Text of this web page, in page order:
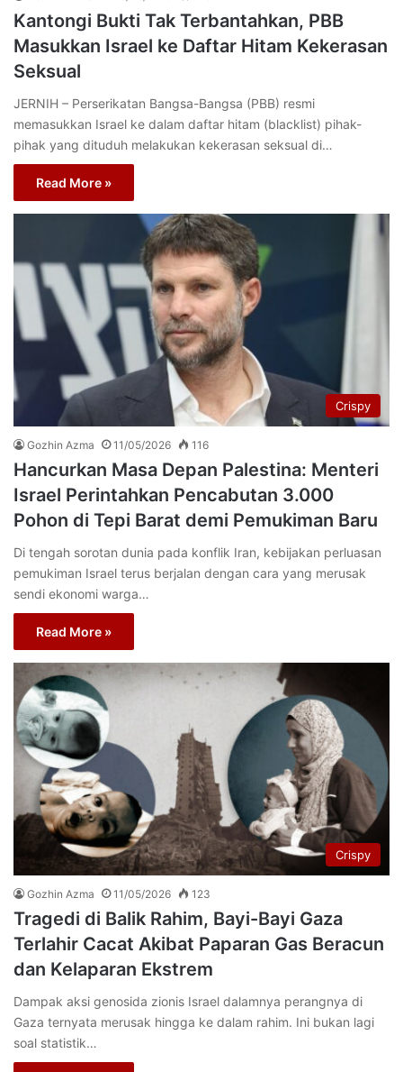
Kantongi Bukti Tak Terbantahkan, PBB
Masukkan Israel ke Daftar Hitam Kekerasan
Seksual
JERNIH – Perserikatan Bangsa-Bangsa (PBB) resmi
memasukkan Israel ke dalam daftar hitam (blacklist) pihak-
pihak yang dituduh melakukan kekerasan seksual di…
Read More »
Crispy
Gozhin Azma 11/05/2026 116
Hancurkan Masa Depan Palestina: Menteri
Israel Perintahkan Pencabutan 3.000
Pohon di Tepi Barat demi Pemukiman Baru
Di tengah sorotan dunia pada konflik Iran, kebijakan perluasan
pemukiman Israel terus berjalan dengan cara yang merusak
sendi ekonomi warga…
Read More »
Crispy
Gozhin Azma 11/05/2026 123
Tragedi di Balik Rahim, Bayi-Bayi Gaza
Terlahir Cacat Akibat Paparan Gas Beracun
dan Kelaparan Ekstrem
Dampak aksi genosida zionis Israel dalamnya perangnya di
Gaza ternyata merusak hingga ke dalam rahim. Ini bukan lagi
soal statistik…